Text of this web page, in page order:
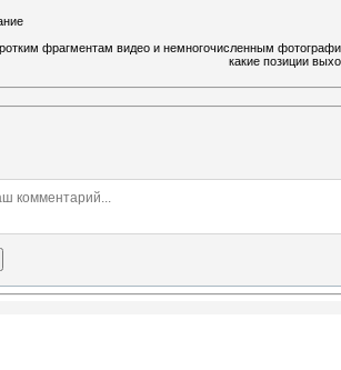
фрагментам видео и немногочисленным
какие позиции